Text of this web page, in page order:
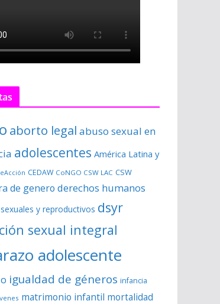
aborto legal abuso sexual en
adolescentes América Latina y
CEDAW CoNGO CSW LAC CSW
de genero derechos humanos
y reproductivos dsyr
sexual integral
adolescente
igualdad de géneros infancia
matrimonio infantil mortalidad